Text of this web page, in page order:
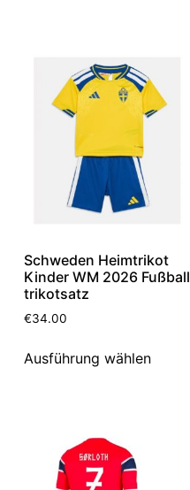
Schweden Heimtrikot
Kinder WM 2026 Fußball
trikotsatz
€34.00
Ausführung wählen